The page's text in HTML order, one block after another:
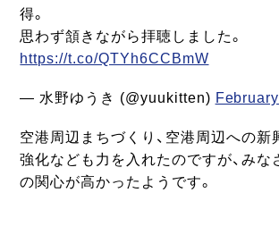
得。
思わず頷きながら拝聴しました。
https://t.co/QTYh6CCBmW
— 水野ゆうき (@yuukitten)
空港周辺まちづくり、空港周辺への新
強化なども力を入れたのですが、みな
の関心が高かったようです。